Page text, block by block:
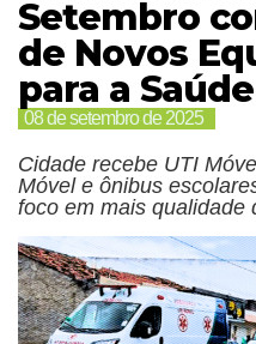
Setembro
de Novos
para a
08 de setembro de 2025
Cidade recebe UTI
Móvel e ônibus
foco em mais qualidade